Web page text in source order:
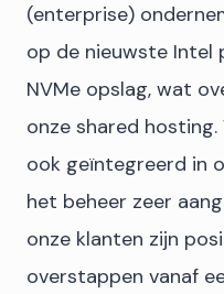
(enterprise)
op de nieuwste Intel
NVMe opslag, wat
onze shared
ook geïntegreerd in
het beheer zeer
onze klanten zijn
overstappen vanaf